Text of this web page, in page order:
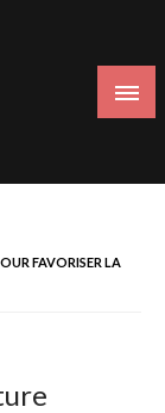
FAVORISER LA